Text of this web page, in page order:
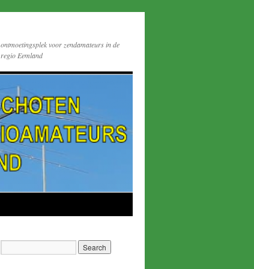
ontmoetingsplek voor zendamateurs in de
regio Eemland